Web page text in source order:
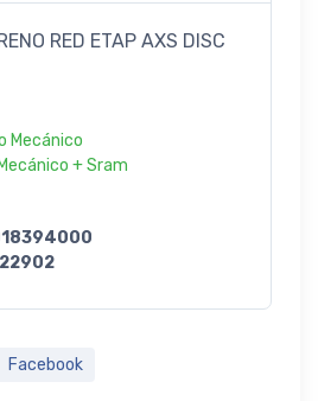
RED ETAP AXS DISC
Mecánico
+ Sram
Facebook